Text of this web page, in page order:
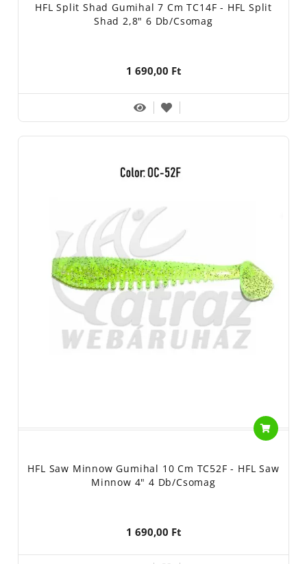
HFL Split Shad Gumihal 7 Cm TC14F - HFL Split
Shad 2,8" 6 Db/csomag
1 690,00 Ft
HFL Saw Minnow Gumihal 10 Cm TC52F - HFL Saw
Minnow 4" 4 Db/csomag
1 690,00 Ft